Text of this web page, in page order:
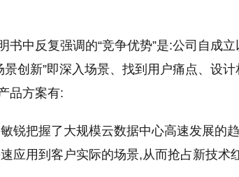
书中反复强调的“竞争优势”是:公司自成
景创新”即深入场景、找到用户痛点、设
品方案有:
锐把握了大规模云数据中心高速发展的
应用到客户实际的场景,从而抢占新技术